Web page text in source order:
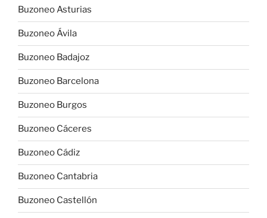
Buzoneo Asturias
Buzoneo Ávila
Buzoneo Badajoz
Buzoneo Barcelona
Buzoneo Burgos
Buzoneo Cáceres
Buzoneo Cádiz
Buzoneo Cantabria
Buzoneo Castellón